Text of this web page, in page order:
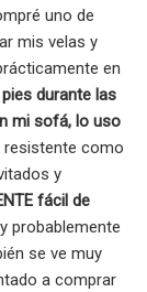
uno de
mis velas y
en
durante las
mi sofá, lo uso
resistente como
y
fácil de
probablemente
se ve muy
a comprar